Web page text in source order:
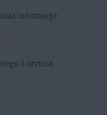
informacje:
3 czynna: